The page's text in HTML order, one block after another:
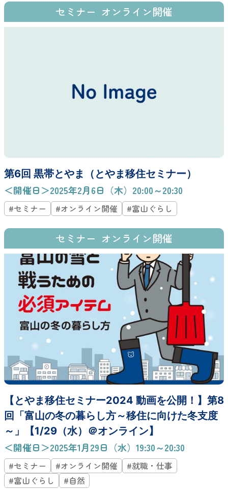
セミナー オンライン開催
第6回 黒帯とやま（とやま移住セミナー）
＜開催日＞2025年2月6日（木）20:00～20:30
#セミナー #オンライン開催 #富山ぐらし
セミナー オンライン開催
【とやま移住セミナー2024 動画を公開！】第8
回「富山の冬の暮らし方～移住に向けた冬支度
～」【1/29（水）＠オンライン】
＜開催日＞2025年1月29日（水）19:30～20:30
#セミナー #オンライン開催
#就職・仕事
#富山ぐらし
#自然